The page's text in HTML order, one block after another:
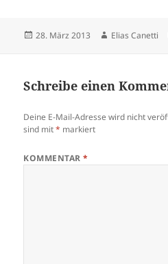
Veröffentlicht
28. März 2013 Autor
Elias Canetti
Schreibe einen
Deine E-Mail-Adresse wird nicht
sind mit* markiert
KOMMENTAR*